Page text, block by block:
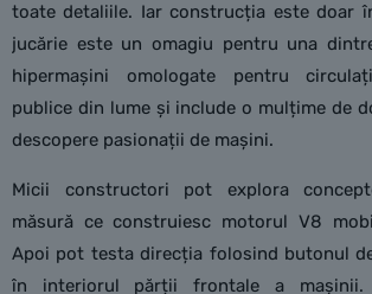
toate detaliile. Iar construcția este doar
jucărie este un omagiu pentru una
hipermașini omologate pentru
publice din lume și include o mulțime de
descopere pasionații de mașini.
Micii constructori pot explora
măsură ce construiesc motorul V8
Apoi pot testa direcția folosind butonul
în interiorul părții frontale a mașinii.